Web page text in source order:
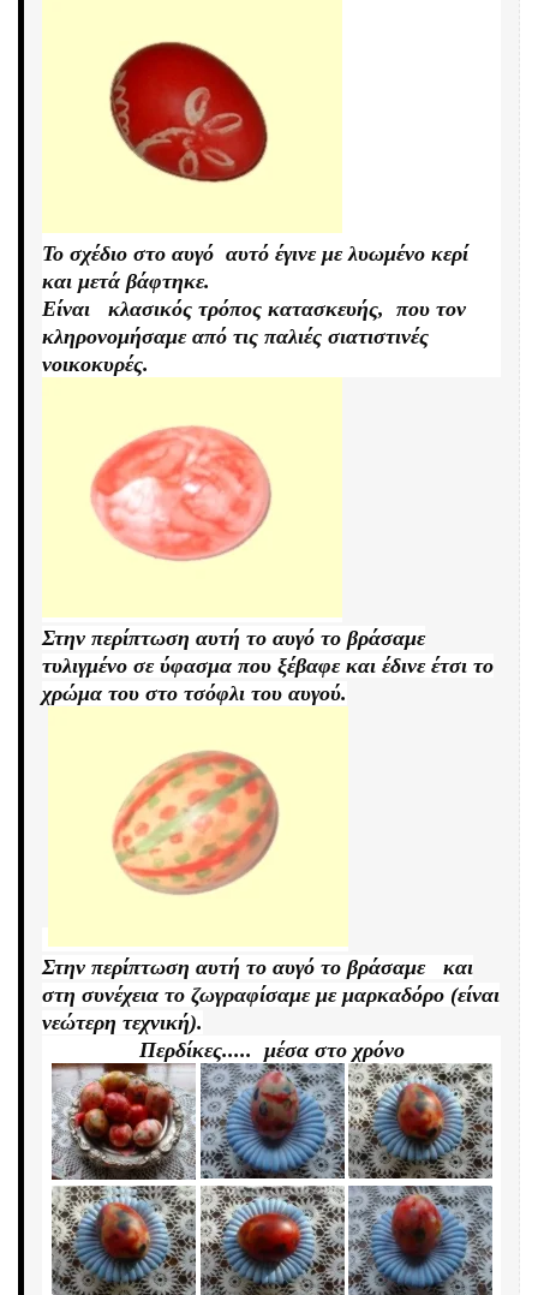
Το σχέδιο στο αυγό αυτό έγινε με λυωμένο κερί
και μετά βάφτηκε.
Είναι κλασικός τρόπος κατασκευής, που τον
κληρονομήσαμε από τις παλιές σιατιστινές
νοικοκυρές.
Στην περίπτωση αυτή το αυγό το βράσαμε
τυλιγμένο σε ύφασμα που ξέβαφε και έδινε έτσι το
χρώμα του στο τσόφλι του αυγού.
Στην περίπτωση αυτή το αυγό το βράσαμε και
στη συνέχεια το ζωγραφίσαμε με μαρκαδόρο (είναι
νεώτερη τεχνική).
Περδίκες..... μέσα στο χρόνο